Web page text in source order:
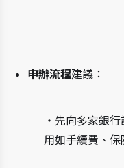
申辦流程建議：
・先向多家銀
用如手續費、保